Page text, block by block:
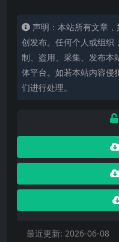
声明：本站所有文章
创发布。任何个人或组织
制、盗用、采集、发布本
体平台。如若本站内容侵
们进行处理。
最近更新: 2026-06-08